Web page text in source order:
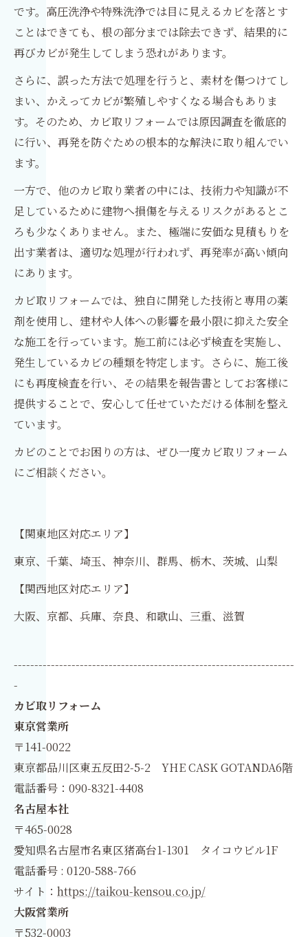
です。高圧洗浄や特殊洗浄では目に見えるカビを落とす
ことはできても、根の部分までは除去できず、結果的に
再びカビが発生してしまう恐れがあります。
さらに、誤った方法で処理を行うと、素材を傷つけてし
まい、かえってカビが繁殖しやすくなる場合もありま
す。そのため、カビ取リフォームでは原因調査を徹底的
に行い、再発を防ぐための根本的な解決に取り組んでい
ます。
一方で、他のカビ取り業者の中には、技術力や知識が不
足しているために建物へ損傷を与えるリスクがあるとこ
ろも少なくありません。また、極端に安価な見積もりを
出す業者は、適切な処理が行われず、再発率が高い傾向
にあります。
カビ取リフォームでは、独自に開発した技術と専用の薬
剤を使用し、建材や人体への影響を最小限に抑えた安全
な施工を行っています。施工前には必ず検査を実施し、
発生しているカビの種類を特定します。さらに、施工後
にも再度検査を行い、その結果を報告書としてお客様に
提供することで、安心して任せていただける体制を整え
ています。
カビのことでお困りの方は、ぜひ一度カビ取リフォーム
にご相談ください。
【関東地区対応エリア】
東京、千葉、埼玉、神奈川、群馬、栃木、茨城、山梨
【関西地区対応エリア】
大阪、京都、兵庫、奈良、和歌山、三重、滋賀
--------------------------------------------------------------------
-
カビ取リフォーム
東京営業所
〒141-0022
東京都品川区東五反田2-5-2 YHE CASK GOTANDA6階
電話番号：090-8321-4408
名古屋本社
〒465-0028
愛知県名古屋市名東区猪高台1-1301 タイコウビル1F
電話番号 : 0120-588-766
サイト： https://taikou-kensou.co.jp/
大阪営業所
〒532-0003